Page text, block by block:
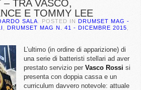
– TRA VASCO,
E TOMMY LEE
SALA . POSTED IN DRUMSET MAG -
DRUMSET MAG N. 41 - DICEMBRE 2015
L’ultimo (in ordine di apparizione) di
una serie di batteristi stellari ad aver
prestato servizio per Vasco Rossi si
presenta con doppia cassa e un
curriculum davvero notevole: attuale